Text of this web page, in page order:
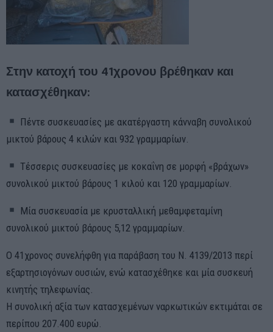
Στην κατοχή του 41χρονου βρέθηκαν και
κατασχέθηκαν:
Πέντε συσκευασίες με ακατέργαστη κάνναβη συνολικού
μικτού βάρους 4 κιλών και 932 γραμμαρίων.
Τέσσερις συσκευασίες με κοκαΐνη σε μορφή «βράχων»
συνολικού μικτού βάρους 1 κιλού και 120 γραμμαρίων.
Μία συσκευασία με κρυσταλλική μεθαμφεταμίνη
συνολικού μικτού βάρους 5,12 γραμμαρίων.
Ο 41χρονος συνελήφθη για παράβαση του Ν. 4139/2013 περί
εξαρτησιογόνων ουσιών, ενώ κατασχέθηκε και μία συσκευή
κινητής τηλεφωνίας.
Η συνολική αξία των κατασχεμένων ναρκωτικών εκτιμάται σε
περίπου 207.400 ευρώ.